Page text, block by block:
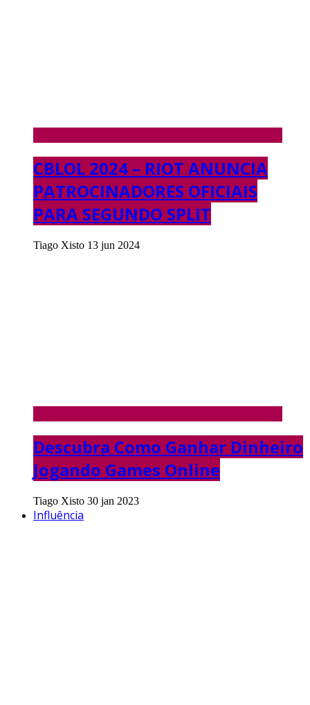
CBLOL 2024 – RIOT ANUNCIA
PATROCINADORES OFICIAIS
PARA SEGUNDO SPLIT
Tiago Xisto 13 jun 2024
Descubra Como Ganhar Dinheiro
Jogando Games Online
Tiago Xisto 30 jan 2023
Influência